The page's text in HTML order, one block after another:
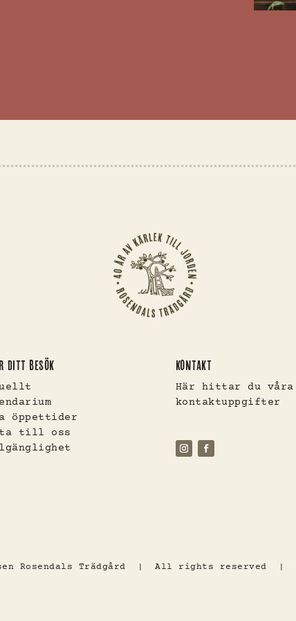
DITT BESÖK
öppettider
till oss
KONTAKT
Här hittar du våra
kontaktuppgifter
Rosendals Trädgård | All rights reserved |